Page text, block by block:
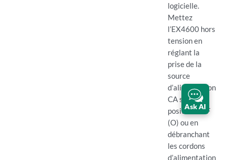
logicielle.
Mettez
l’EX4600 hors
tension en
réglant la
prise de la
source
d’alimentation
CA sur la
position OFF
(O) ou en
débranchant
les cordons
d’alimentation
Ask AI